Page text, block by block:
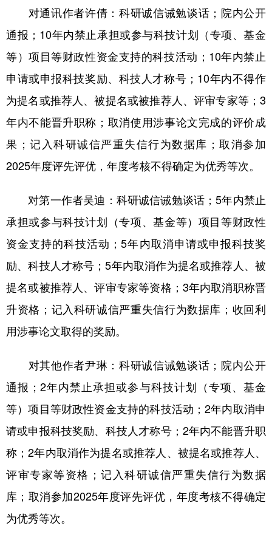
对通讯作者许倩：科研诚信诫勉谈话；院内公开
通报；10年内禁止承担或参与科技计划（专项、基金
等）项目等财政性资金支持的科技活动；10年内禁止
申请或申报科技奖励、科技人才称号；10年内不得作
为提名或推荐人、被提名或被推荐人、评审专家等；3
年内不能晋升职称；取消使用涉事论文完成的评价成
果；记入科研诚信严重失信行为数据库；取消参加
2025年度评先评优，年度考核不得确定为优秀等次。
对第一作者吴迪：科研诚信诫勉谈话；5年内禁止
承担或参与科技计划（专项、基金等）项目等财政性
资金支持的科技活动；5年内取消申请或申报科技奖
励、科技人才称号；5年内取消作为提名或推荐人、被
提名或被推荐人、评审专家等资格；3年内取消职称晋
升资格；记入科研诚信严重失信行为数据库；收回利
用涉事论文取得的奖励。
对其他作者尹琳：科研诚信诫勉谈话；院内公开
通报；2年内禁止承担或参与科技计划（专项、基金
等）项目等财政性资金支持的科技活动；2年内取消申
请或申报科技奖励、科技人才称号；2年内不能晋升职
称；2年内取消作为提名或推荐人、被提名或推荐人、
评审专家等资格；记入科研诚信严重失信行为数据
库；取消参加2025年度评先评优，年度考核不得确定
为优秀等次。